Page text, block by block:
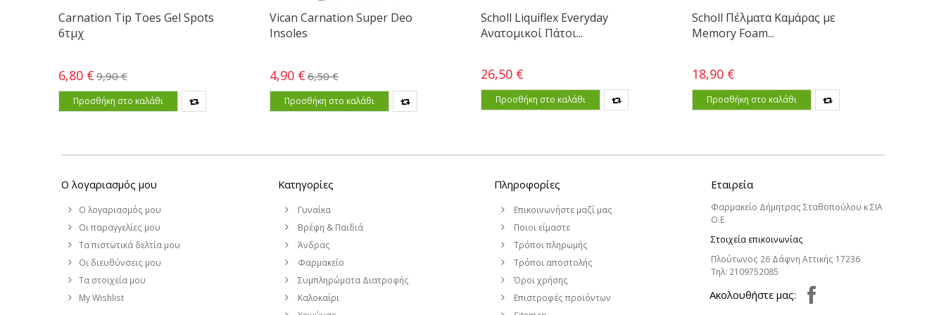
Carnation Tip Toes Gel Spots
6τμχ
6,80 € 9,90 €
Προσθήκη στο καλάθι
Vican Carnation Super Deo
Insoles
4,90 € 6,50 €
Προσθήκη στο καλάθι
Scholl Liquiflex Everyday
Ανατομικοί Πάτοι...
26,50 €
Προσθήκη στο καλάθι
Scholl Πέλματα Καμάρας με
Memory Foam...
18,90 €
Προσθήκη στο καλάθι
Ο λογαριασμός μου
Ο λογαριασμός μου
Οι παραγγελίες μου
Τα πιστωτικά δελτία μου
Οι διευθύνσεις μου
Τα στοιχεία μου
My Wishlist
Κατηγορίες
Γυναίκα
Βρέφη & Παιδιά
Άνδρας
Φαρμακείο
Συμπληρώματα Διατροφής
Καλοκαίρι
Πληροφορίες
Επικοινωνήστε μαζί μας
Ποιοι είμαστε
Τρόποι πληρωμής
Τρόποι αποστολής
Όροι χρήσης
Επιστροφές προϊόντων
Εταιρεία
Φαρμακείο Δήμητρας Σταθοπούλου κ ΣΙΑ
Ο.Ε.
Στοιχεία επικοινωνίας
Πλούτωνος 26 Δάφνη Αττικής 17236
Τηλ: 2109752085
Aκολουθήστε μας: